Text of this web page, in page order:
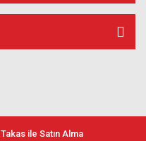
Takas ile Satın Alma